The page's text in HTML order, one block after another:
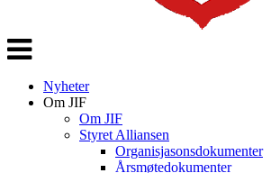
Veksle
navigasjon
Nyheter
Om JIF
Om JIF
Styret Alliansen
Organisjasonsdokumenter
Årsmøtedokumenter